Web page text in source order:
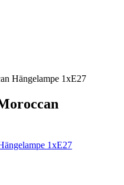
Hängelampe 1xE27